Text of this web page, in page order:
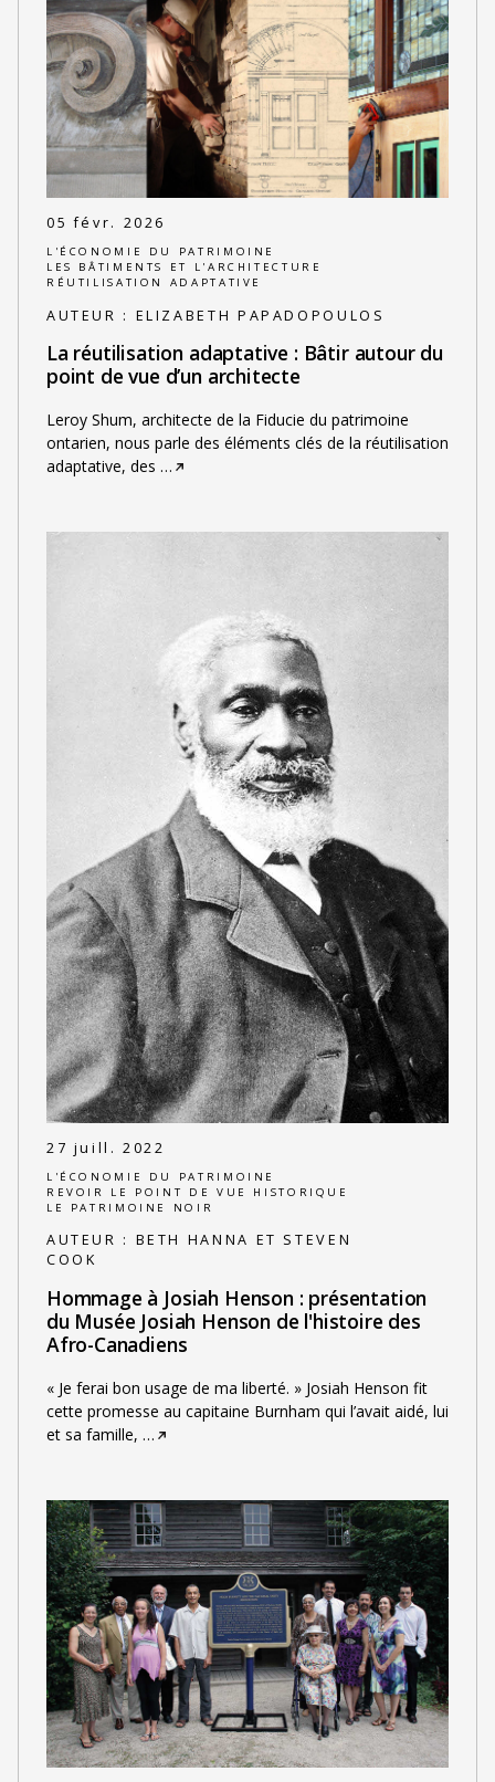
05 févr. 2026
L'ÉCONOMIE DU PATRIMOINE
LES BÂTIMENTS ET L'ARCHITECTURE
RÉUTILISATION ADAPTATIVE
AUTEUR : ELIZABETH PAPADOPOULOS
La réutilisation adaptative : Bâtir autour du
point de vue d’un architecte
Leroy Shum, architecte de la Fiducie du patrimoine
ontarien, nous parle des éléments clés de la réutilisation
adaptative, des …
27 juill. 2022
L'ÉCONOMIE DU PATRIMOINE
REVOIR LE POINT DE VUE HISTORIQUE
LE PATRIMOINE NOIR
AUTEUR : BETH HANNA ET STEVEN
COOK
Hommage à Josiah Henson : présentation
du Musée Josiah Henson de l'histoire des
Afro-Canadiens
« Je ferai bon usage de ma liberté. » Josiah Henson fit
cette promesse au capitaine Burnham qui l’avait aidé, lui
et sa famille, …